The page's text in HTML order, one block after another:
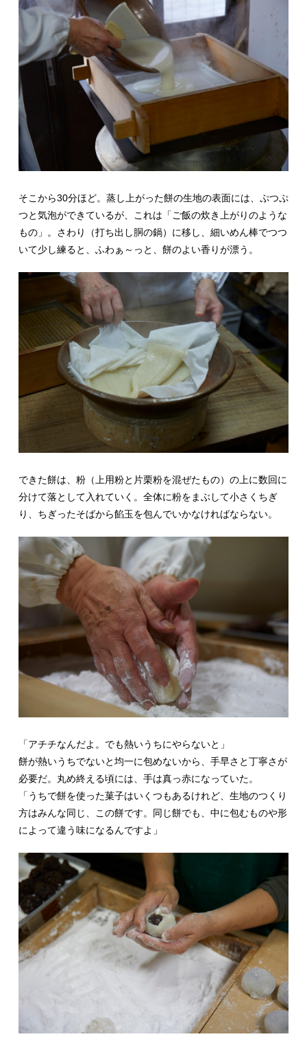
そこから30分ほど。蒸し上がった餅の生地の表面には、ぷつぷ
つと気泡ができているが、これは「ご飯の炊き上がりのような
もの」。さわり（打ち出し胴の鍋）に移し、細いめん棒でつつ
いて少し練ると、ふわぁ～っと、餅のよい香りが漂う。
できた餅は、粉（上用粉と片栗粉を混ぜたもの）の上に数回に
分けて落として入れていく。全体に粉をまぶして小さくちぎ
り、ちぎったそばから餡玉を包んでいかなければならない。
「アチチなんだよ。でも熱いうちにやらないと」
餅が熱いうちでないと均一に包めないから、手早さと丁寧さが
必要だ。丸め終える頃には、手は真っ赤になっていた。
「うちで餅を使った菓子はいくつもあるけれど、生地のつくり
方はみんな同じ、この餅です。同じ餅でも、中に包むものや形
によって違う味になるんですよ」